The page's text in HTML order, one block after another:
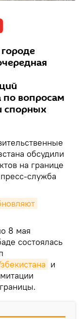
по вопросам
спорных
обсудили
на границе
служба
8 мая
состоялась
и